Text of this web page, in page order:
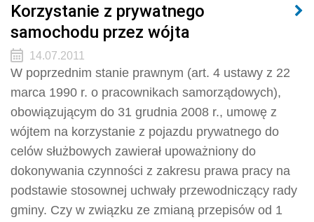
Korzystanie z prywatnego
samochodu przez wójta
14.07.2011
W poprzednim stanie prawnym (art. 4 ustawy z 22
marca 1990 r. o pracownikach samorządowych),
obowiązującym do 31 grudnia 2008 r., umowę z
wójtem na korzystanie z pojazdu prywatnego do
celów służbowych zawierał upoważniony do
dokonywania czynności z zakresu prawa pracy na
podstawie stosownej uchwały przewodniczący rady
gminy. Czy w związku ze zmianą przepisów od 1